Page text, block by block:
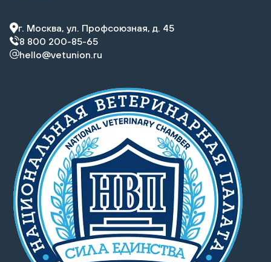
г. Москва, ул. Профсоюзная, д. 45
8 800 200-85-65
hello@vetunion.ru